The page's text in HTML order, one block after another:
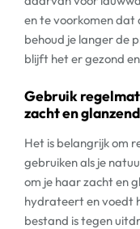
en te voorkomen dat
behoud je langer de
blijft het er gezond
Gebruik
zacht en
Het is belangrijk om
gebruiken als je
om je haar zacht en
hydrateert en voedt
bestand is tegen